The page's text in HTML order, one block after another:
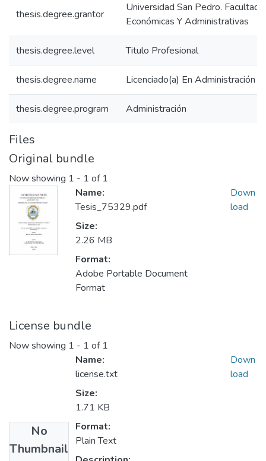
thesis.degree.grantor
Universidad San Pedro. Facultad
Económicas Y Administrativas
thesis.degree.level Titulo Profesional
thesis.degree.name Licenciado(a) En Administración
thesis.degree.program Administración
Files
Original bundle
Now showing 1 - 1 of 1
Name:
Tesis_75329.pdf
Size:
2.26 MB
Format:
Adobe Portable Document
Format
Down
load
License bundle
Now showing 1 - 1 of 1
No
Thumbnail
Name:
license.txt
Size:
1.71 KB
Format:
Plain Text
Down
load